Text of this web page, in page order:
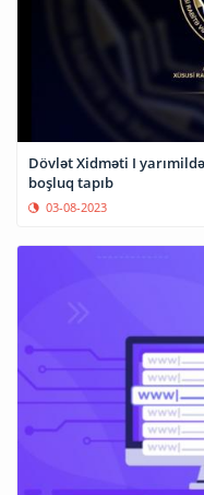
Dövlət Xidməti I
boşluq tapıb
03-08-2023